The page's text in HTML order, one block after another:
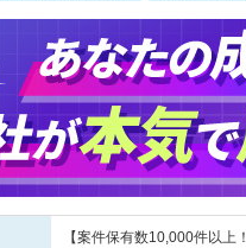
【案件保有数10,000件以